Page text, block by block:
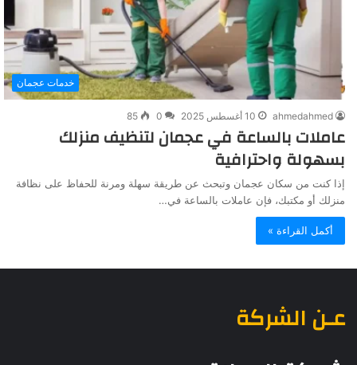
خدمات عجمان
ahmedahmed 10 أغسطس 2025 0
85
عاملات بالساعة في عجمان لتنظيف منزلك
بسهولة واحترافية
إذا كنت من سكان عجمان وتبحث عن طريقة سهلة ومرنة للحفاظ على نظافة
منزلك أو مكتبك، فإن عاملات بالساعة في…
أكمل القراءة »
عـن الشركة